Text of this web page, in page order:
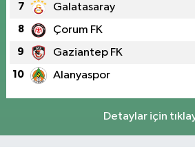
7 Galatasaray
8 Çorum FK
9 Gaziantep FK
10 Alanyaspor
Detaylar için